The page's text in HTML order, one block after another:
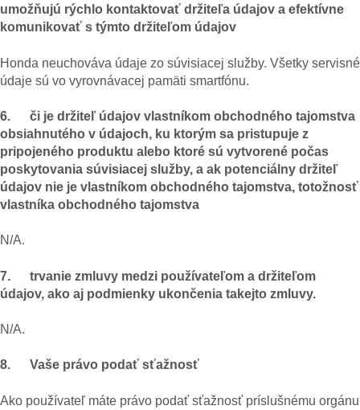
umožňujú rýchlo kontaktovať držiteľa údajov a efektívne
komunikovať s týmto držiteľom údajov
Honda neuchováva údaje zo súvisiacej služby. Všetky servisné
údaje sú vo vyrovnávacej pamäti smartfónu.
6. či je držiteľ údajov vlastníkom obchodného tajomstva
obsiahnutého v údajoch, ku ktorým sa pristupuje z
pripojeného produktu alebo ktoré sú vytvorené počas
poskytovania súvisiacej služby, a ak potenciálny držiteľ
údajov nie je vlastníkom obchodného tajomstva, totožnosť
vlastníka obchodného tajomstva
N/A.
7. trvanie zmluvy medzi používateľom a držiteľom
údajov, ako aj podmienky ukončenia takejto zmluvy.
N/A.
8. Vaše právo podať sťažnosť
Ako používateľ máte právo podať sťažnosť príslušnému orgánu